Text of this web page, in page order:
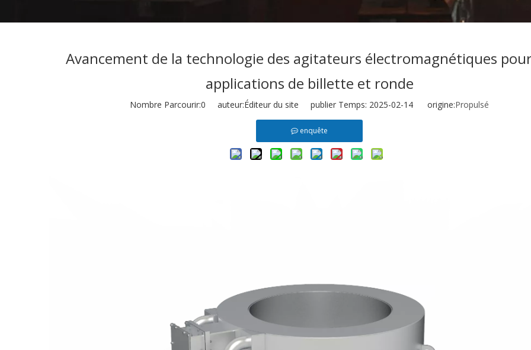
Avancement de la technologie des agitateurs électromagnétiques
applications de billette et ronde
Nombre Parcourir:0 auteur:Éditeur du site publier Temps: 2025-02-14 origine:Propulsé
enquête